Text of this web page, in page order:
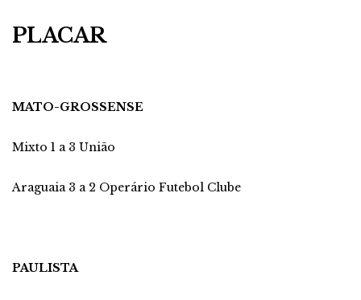
PLACAR
MATO-GROSSENSE
Mixto 1 a 3 União
Araguaia 3 a 2 Operário Futebol Clube
PAULISTA